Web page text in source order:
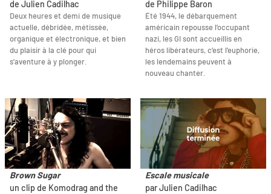
de Julien Cadilhac
Deux heures et demi de musique
actuelle, débridée, métissée,
organique et électronique, et bien
du plaisir à la clé pour qui
s'aventure à y plonger.
de Philippe Baron
Été 1944, le débarquement
américain repousse l’occupant
nazi, les GI sont accueillis en
héros libérateurs, c’est l’euphorie,
les lendemains peuvent à
nouveau chanter.
Brown Sugar
un clip de Komodrag and the
Escale musicale
par Julien Cadilhac